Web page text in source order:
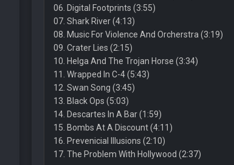
06. Digital Footprints (3:55)
07. Shark River (4:13)
08. Music For Violence And Orcherstra (3:19)
09. Crater Lies (2:15)
10. Helga And The Trojan Horse (3:34)
11. Wrapped In C-4 (5:43)
12. Swan Song (3:45)
13. Black Ops (5:03)
14. Descartes In A Bar (1:59)
15. Bombs At A Discount (4:11)
16. Prevenicial Illusions (2:10)
17. The Problem With Hollywood (2:37)